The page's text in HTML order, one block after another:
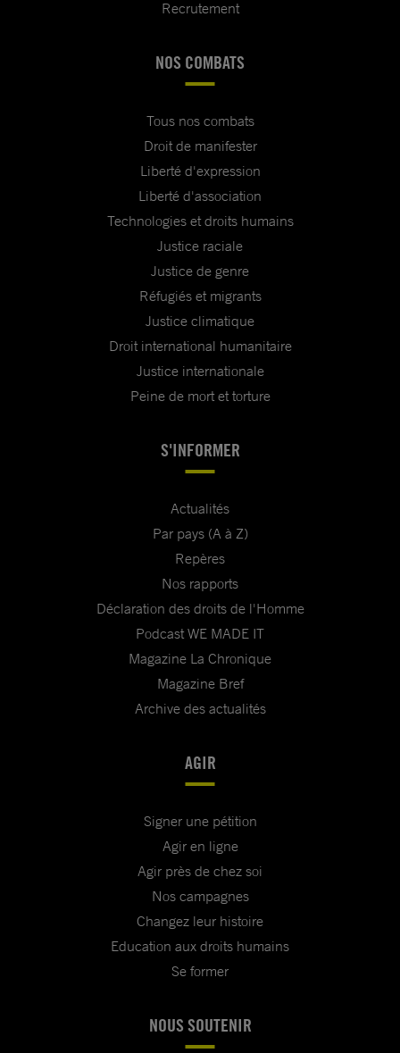
Recrutement
NOS COMBATS
Tous nos combats
Droit de manifester
Liberté d'expression
Liberté d'association
Technologies et droits humains
Justice raciale
Justice de genre
Réfugiés et migrants
Justice climatique
Droit international humanitaire
Justice internationale
Peine de mort et torture
S'INFORMER
Actualités
Par pays (A à Z)
Repères
Nos rapports
Déclaration des droits de l'Homme
Podcast WE MADE IT
Magazine La Chronique
Magazine Bref
Archive des actualités
AGIR
Signer une pétition
Agir en ligne
Agir près de chez soi
Nos campagnes
Changez leur histoire
Education aux droits humains
Se former
NOUS SOUTENIR